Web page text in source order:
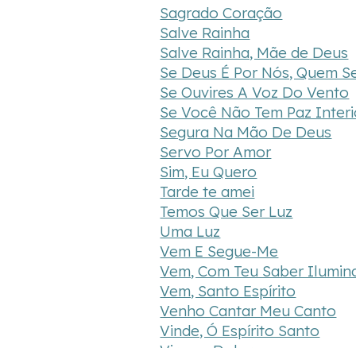
Sagrado Coração
Salve Rainha
Salve Rainha, Mãe de Deus
Se Deus É Por Nós, Quem
Se Ouvires A Voz Do Vento
Se Você Não Tem Paz
Segura Na Mão De Deus
Servo Por Amor
Sim, Eu Quero
Tarde te amei
Temos Que Ser Luz
Uma Luz
Vem E Segue-Me
Vem, Com Teu Saber
Vem, Santo Espírito
Venho Cantar Meu Canto
Vinde, Ó Espírito Santo